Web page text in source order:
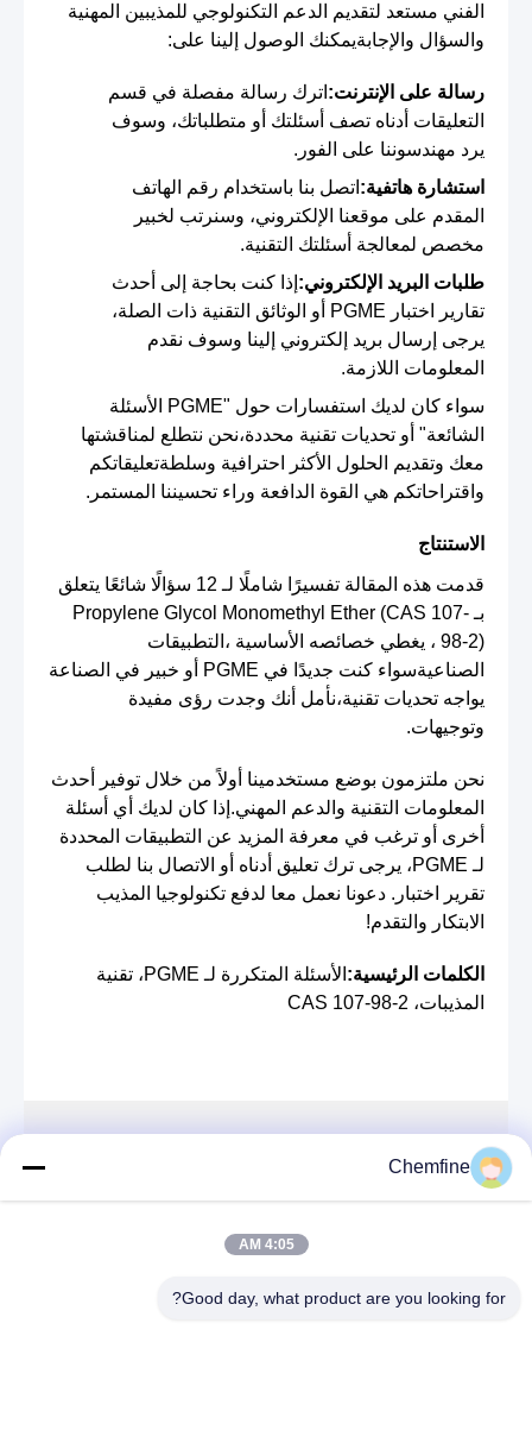
الفني مستعد لتقديم الدعم التكنولوجي للمذيبين المهنية
والسؤال والإجابةيمكنك الوصول إلينا على:
رسالة على الإنترنت: اترك رسالة مفصلة في قسم
التعليقات أدناه تصف أسئلتك أو متطلباتك، وسوف
يرد مهندسوننا على الفور.
استشارة هاتفية: اتصل بنا باستخدام رقم الهاتف
المقدم على موقعنا الإلكتروني، وسنرتب لخبير
مخصص لمعالجة أسئلتك التقنية.
طلبات البريد الإلكتروني: إذا كنت بحاجة إلى أحدث
تقارير اختبار PGME أو الوثائق التقنية ذات الصلة،
يرجى إرسال بريد إلكتروني إلينا وسوف نقدم
المعلومات اللازمة.
سواء كان لديك استفسارات حول "PGME الأسئلة
الشائعة" أو تحديات تقنية محددة،نحن نتطلع لمناقشتها
معك وتقديم الحلول الأكثر احترافية وسلطةتعليقاتكم
واقتراحاتكم هي القوة الدافعة وراء تحسيننا المستمر.
الاستنتاج
قدمت هذه المقالة تفسيرًا شاملًا لـ 12 سؤالًا شائعًا يتعلق
بـ Propylene Glycol Monomethyl Ether (CAS 107-
98-2) ، يغطي خصائصه الأساسية ،التطبيقات
الصناعيةسواء كنت جديدًا في PGME أو خبير في الصناعة
يواجه تحديات تقنية،نأمل أنك وجدت رؤى مفيدة
وتوجيهات.
نحن ملتزمون بوضع مستخدمينا أولاً من خلال توفير أحدث
المعلومات التقنية والدعم المهني.إذا كان لديك أي أسئلة
أخرى أو ترغب في معرفة المزيد عن التطبيقات المحددة
لـ PGME، يرجى ترك تعليق أدناه أو الاتصال بنا لطلب
تقرير اختبار. دعونا نعمل معا لدفع تكنولوجيا المذيب
الابتكار والتقدم!
الكلمات الرئيسية:
الأسئلة المتكررة لـ PGME، تقنية
المذيبات، CAS 107-98-2
اتصال سريع
Chemfine
4:05 AM
Good day, what product are you looking for?